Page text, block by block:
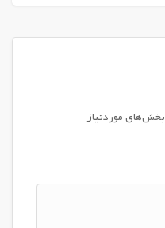
بخش‌های موردنیاز